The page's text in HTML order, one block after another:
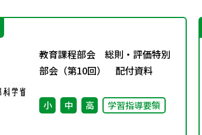
教育課程部会 総則・評価特別
部会（第10回） 配付資料
小 中 高 学習指導要領